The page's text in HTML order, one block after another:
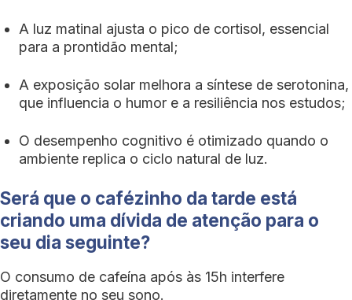
A luz matinal ajusta o pico de cortisol, essencial
para a prontidão mental;
A exposição solar melhora a síntese de serotonina,
que influencia o humor e a resiliência nos estudos;
O desempenho cognitivo é otimizado quando o
ambiente replica o ciclo natural de luz.
Será que o cafézinho da tarde está
criando uma dívida de atenção para o
seu dia seguinte?
O consumo de cafeína após às 15h interfere
diretamente no seu sono.